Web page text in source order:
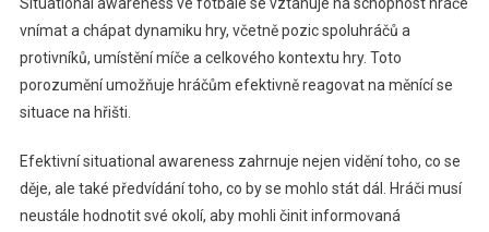
Situational awareness ve fotbale se vztahuje na schopnost hráče
vnímat a chápat dynamiku hry, včetně pozic spoluhráčů a
protivníků, umístění míče a celkového kontextu hry. Toto
porozumění umožňuje hráčům efektivně reagovat na měnící se
situace na hřišti.
Efektivní situational awareness zahrnuje nejen vidění toho, co se
děje, ale také předvídání toho, co by se mohlo stát dál. Hráči musí
neustále hodnotit své okolí, aby mohli činit informovaná